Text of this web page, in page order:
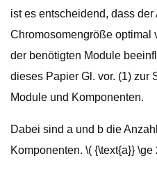
ist es entscheidend, dass
Chromosomengröße optimal
der benötigten Module
dieses Papier Gl. vor. (1) zur
Module und Komponenten.
Dabei sind a und b die
Komponenten. \( {\text{a}} \ge